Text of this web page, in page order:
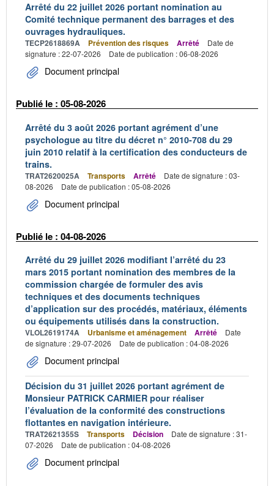
Arrêté du 22 juillet 2026 portant nomination au
Comité technique permanent des barrages et des
ouvrages hydrauliques.
TECP2618869A Prévention des risques Arrêté
Date de
signature : 22-07-2026
Date de publication : 06-08-2026
Document principal
Publié le : 05-08-2026
Arrêté du 3 août 2026 portant agrément d’une
psychologue au titre du décret n° 2010-708 du 29
juin 2010 relatif à la certification des conducteurs de
trains.
TRAT2620025A Transports Arrêté
Date de signature : 03-
08-2026
Date de publication : 05-08-2026
Document principal
Publié le : 04-08-2026
Arrêté du 29 juillet 2026 modifiant l’arrêté du 23
mars 2015 portant nomination des membres de la
commission chargée de formuler des avis
techniques et des documents techniques
d’application sur des procédés, matériaux, éléments
ou équipements utilisés dans la construction.
VLOL2619174A Urbanisme et aménagement Arrêté
Date
de signature : 29-07-2026
Date de publication : 04-08-2026
Document principal
Décision du 31 juillet 2026 portant agrément de
Monsieur PATRICK CARMIER pour réaliser
l’évaluation de la conformité des constructions
flottantes en navigation intérieure.
TRAT2621355S Transports Décision
Date de signature : 31-
07-2026
Date de publication : 04-08-2026
Document principal